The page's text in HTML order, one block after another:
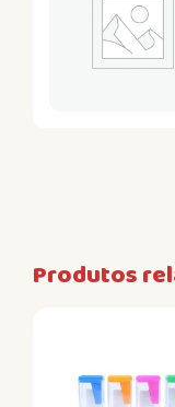
Produtos